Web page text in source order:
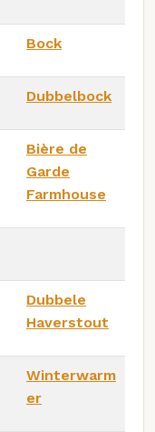
Bock
Dubbelbock
Bière de
Garde
Farmhouse
Dubbele
Haverstout
Winterwarm
er